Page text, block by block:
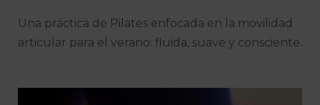
Una práctica de Pilates enfocada en la movilidad
articular para el verano: fluida, suave y consciente.